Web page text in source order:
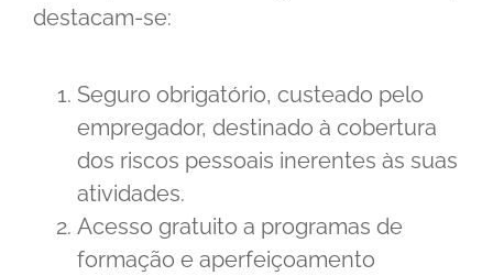
destacam-se:
Seguro obrigatório, custeado pelo
empregador, destinado à cobertura
dos riscos pessoais inerentes às suas
atividades.
Acesso gratuito a programas de
formação e aperfeiçoamento